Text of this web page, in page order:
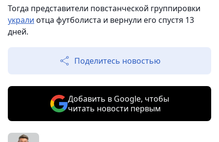
Тогда представители повстанческой группировки
украли отца футболиста и вернули его спустя 13
дней.
Поделитесь новостью
Добавить в Google, чтобы
читать новости первым